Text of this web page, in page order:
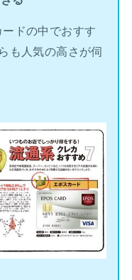
ドの中でおすす
も人気の高さが伺